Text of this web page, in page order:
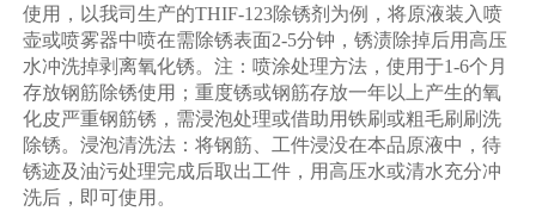
使用，以我司生产的THIF-123除锈剂为例，将原液装入喷
壶或喷雾器中喷在需除锈表面2-5分钟，锈渍除掉后用高压
水冲洗掉剥离氧化锈。注：喷涂处理方法，使用于1-6个月
存放钢筋除锈使用；重度锈或钢筋存放一年以上产生的氧
化皮严重钢筋锈，需浸泡处理或借助用铁刷或粗毛刷刷洗
除锈。浸泡清洗法：将钢筋、工件浸没在本品原液中，待
锈迹及油污处理完成后取出工件，用高压水或清水充分冲
洗后，即可使用。